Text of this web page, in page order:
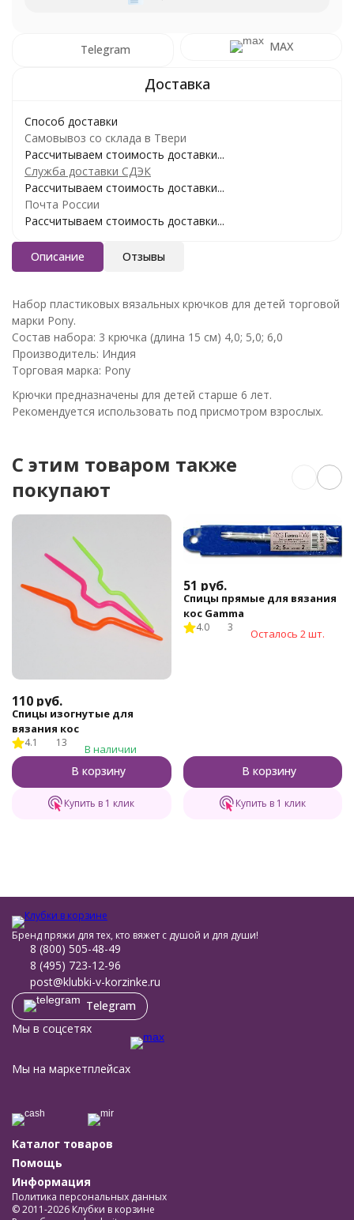
Telegram MAX
Способ доставки
Самовывоз со склада в Твери
Рассчитываем стоимость доставки...
Служба доставки СДЭК
Рассчитываем стоимость доставки...
Почта России
Рассчитываем стоимость доставки...
Описание Отзывы
Набор пластиковых вязальных крючков для детей торговой
марки Pony.
Состав набора: 3 крючка (длина 15 см) 4,0; 5,0; 6,0
Производитель: Индия
Торговая марка: Pony
Крючки предназначены для детей старше 6 лет.
Рекомендуется использовать под присмотром взрослых.
C этим товаром также
покупают
110 руб.
Спицы изогнутые для
вязания кос
4.1 13 В наличии
В корзину
Купить в 1 клик
51 руб.
Спицы прямые для вязания
кос Gamma
4.0 3 Осталось 2 шт.
В корзину
Купить в 1 клик
Бренд пряжи для тех, кто вяжет с душой и для души!
8 (800) 505-48-49
8 (495) 723-12-96
post@klubki-v-korzinke.ru
Telegram
Мы в соцсетях
Мы на маркетплейсах
Каталог товаров
Помощь
Информация
Политика персональных данных
© 2011-2026 Клубки в корзине